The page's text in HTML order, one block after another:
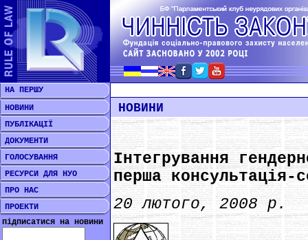
НА ПЕРШУ
НОВИНИ
ПУБЛІКАЦІЇ
ДОКУМЕНТИ
ГОЛОСУВАННЯ
РЕСУРСИ ДЛЯ НУО
ПРО НАС
ПРОЕКТИ
підписатися на новини
НОВИНИ
Інтегрування
перша консультація-
20 лютого, 2008 р.